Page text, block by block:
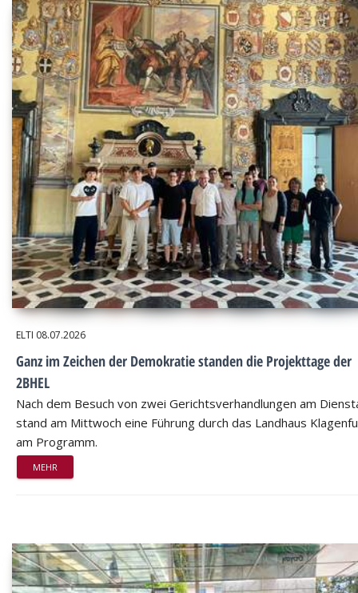
ELTI 08.07.2026
Ganz im Zeichen der Demokratie standen die Projekttage der
2BHEL
Nach dem Besuch von zwei Gerichtsverhandlungen am
stand am Mittwoch eine Führung durch das Landhaus
am Programm.
MEHR